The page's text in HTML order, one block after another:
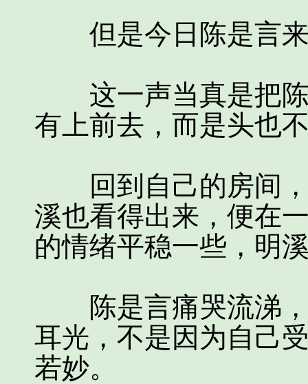
但是今日陈是言来
这一声当真是把陈
有上前去，而是头也
回到自己的房间，
溪也看得出来，便在
的情绪平稳一些，明
陈是言痛哭流涕，
耳光，不是因为自己
若妙。